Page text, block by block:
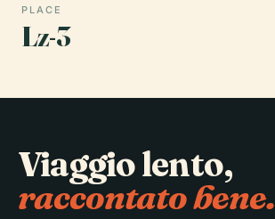
PLACE
Lz-3
Viaggio lento,
raccontato bene.